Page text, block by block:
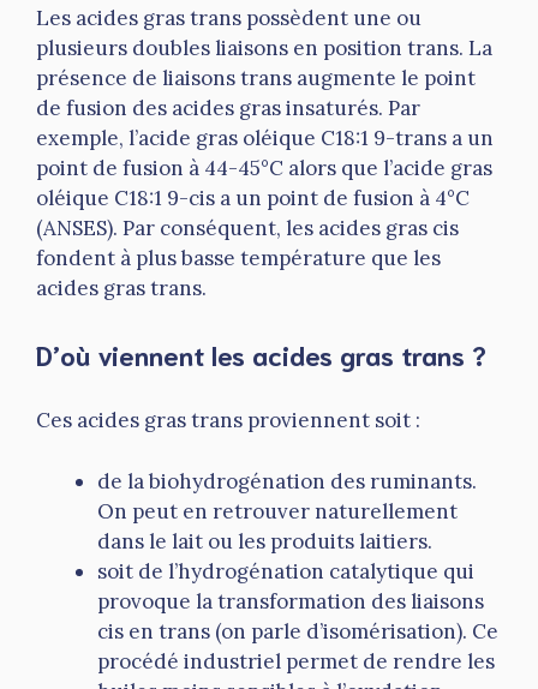
Les acides gras trans possèdent une ou
plusieurs doubles liaisons en position trans. La
présence de liaisons trans augmente le point
de fusion des acides gras insaturés. Par
exemple, l’acide gras oléique C18:1 9-trans a un
point de fusion à 44-45°C alors que l’acide gras
oléique C18:1 9-cis a un point de fusion à 4°C
(ANSES). Par conséquent, les acides gras cis
fondent à plus basse température que les
acides gras trans.
D’où viennent les acides gras trans ?
Ces acides gras trans proviennent soit :
de la biohydrogénation des ruminants.
On peut en retrouver naturellement
dans le lait ou les produits laitiers.
soit de l’hydrogénation catalytique qui
provoque la transformation des liaisons
cis en trans (on parle d’isomérisation). Ce
procédé industriel permet de rendre les